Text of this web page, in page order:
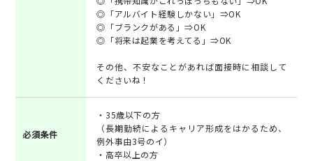
◎「アルバイト経験しかない」⇒OK
◎「ブランクがある」⇒OK
◎「将来は起業を考えてる」⇒OK
その他、不安なことがあれば面接時に相談して
くださいね！
必須条件
・35歳以下の方
（長期勤続によるキャリア形成をはかるため、
例外事由3号のイ）
・高卒以上の方